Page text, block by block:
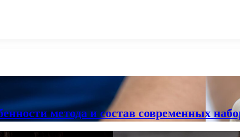
метода и состав современных